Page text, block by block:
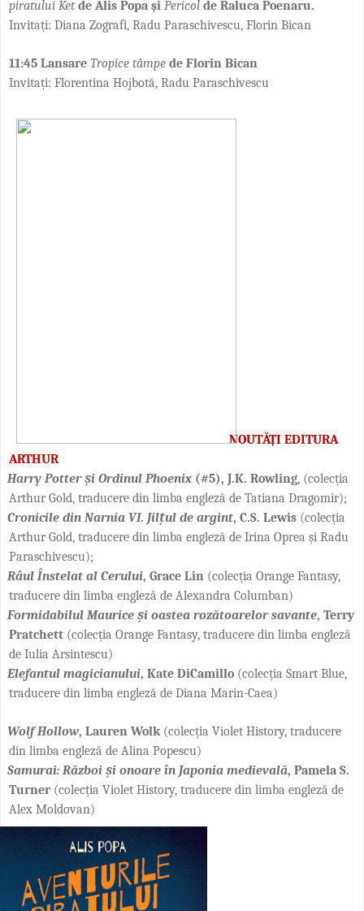
piratului Ketde Alis Popa și Pericol de Raluca Poenaru.
Invitați: Diana Zografi, Radu Paraschivescu, Florin Bican
11:45 Lansare Tropice tâmpe de Florin Bican
Invitați: Florentina Hojbotă, Radu Paraschivescu
NOUTĂȚI EDITURA
ARTHUR
Harry Potter și Ordinul Phoenix (#5), J.K. Rowling, (colecția
Arthur Gold, traducere din limba engleză de Tatiana Dragomir);
Cronicile din Narnia VI. Jilțul de argint, C.S. Lewis (colecția
Arthur Gold, traducere din limba engleză de Irina Oprea și Radu
Paraschivescu);
Râul Înstelat al Cerului, Grace Lin (colecția Orange Fantasy,
traducere din limba engleză de Alexandra Columban)
Formidabilul Maurice și oastea rozătoarelor savante, Terry
Pratchett (colecția Orange Fantasy, traducere din limba engleză
de Iulia Arsintescu)
Elefantul magicianului, Kate DiCamillo (colecția Smart Blue,
traducere din limba engleză de Diana Marin-Caea)
Wolf Hollow, Lauren Wolk(colecția Violet History, traducere
din limba engleză de Alina Popescu)
Samurai: Război și onoare în Japonia medievală, Pamela S.
Turner (colecția Violet History, traducere din limba engleză de
Alex Moldovan)